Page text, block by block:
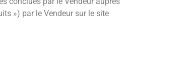
») par le Vendeur sur le site